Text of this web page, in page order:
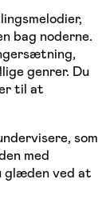
bag noderne.
genrer. Du
til at
som
med
glæden ved at